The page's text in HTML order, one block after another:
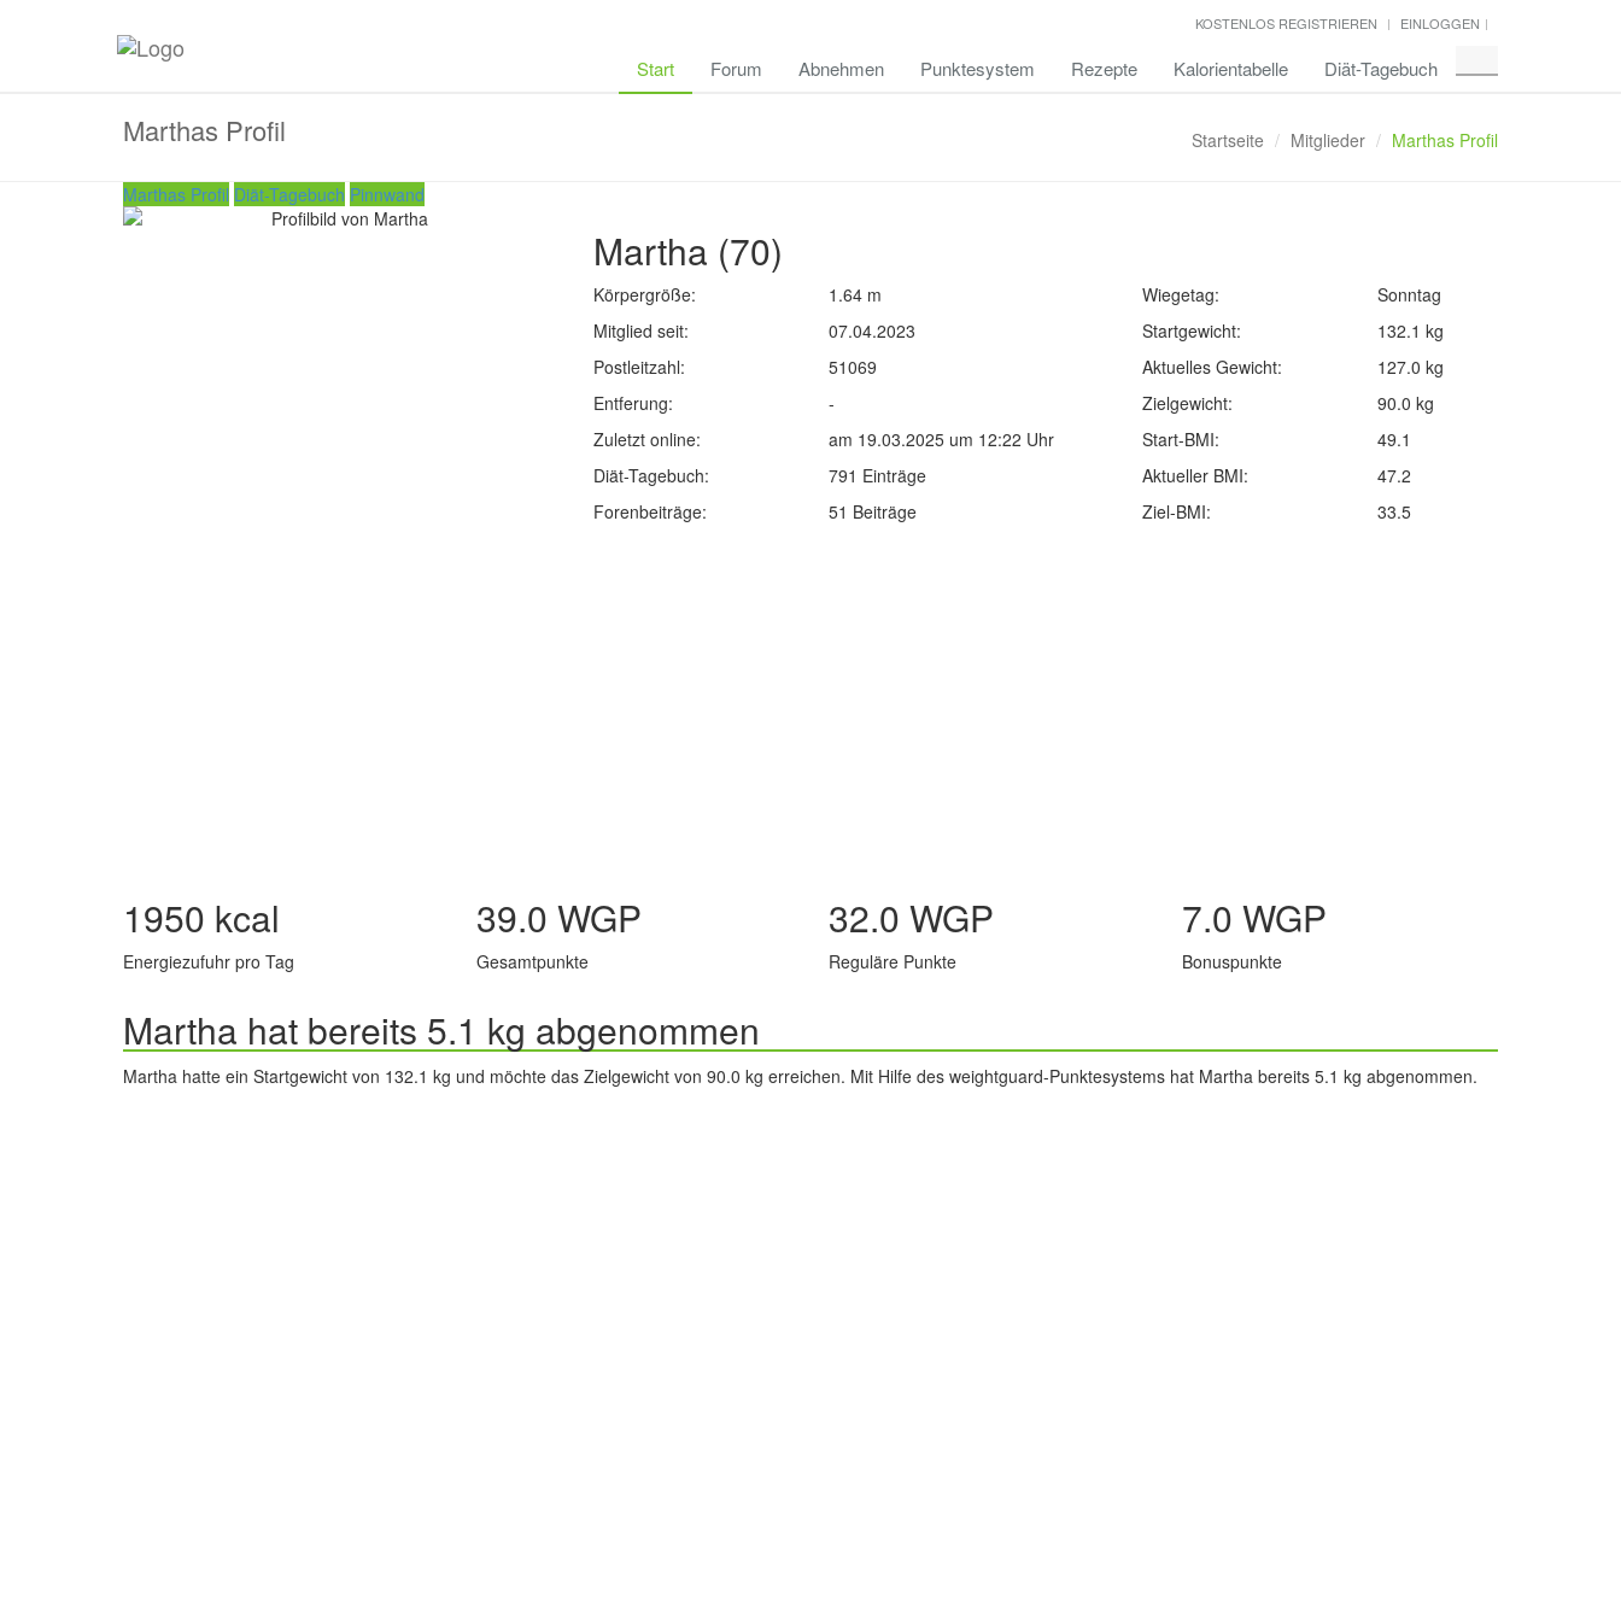
KOSTENLOS REGISTRIEREN EINLOGGEN
Start Forum Abnehmen Punktesystem Rezepte Kalorientabelle Diät-Tagebuch
Marthas Profil Startseite Mitglieder Marthas Profil
Marthas Profil Diät-Tagebuch Pinnwand
Martha (70)
Körpergröße: 1.64 m Wiegetag:
Sonntag
Mitglied seit:
07.04.2023 Startgewicht:
132.1 kg
Postleitzahl:
51069 Aktuelles Gewicht:
127.0 kg
Entferung:
- Zielgewicht:
90.0 kg
Zuletzt online:
am 19.03.2025 um 12:22 Uhr Start-BMI:
49.1
Diät-Tagebuch:
791 Einträge Aktueller BMI:
47.2
Forenbeiträge:
51 Beiträge Ziel-BMI: 33.5
1950 kcal
Energiezufuhr pro Tag
39.0 WGP
Gesamtpunkte
32.0 WGP
Reguläre Punkte
7.0 WGP
Bonuspunkte
Martha hat bereits 5.1 kg abgenommen
Martha hatte ein Startgewicht von 132.1 kg und möchte das Zielgewicht von 90.0 kg erreichen. Mit Hilfe des weightguard-Punktesystems hat Martha bereits 5.1 kg abgenommen.